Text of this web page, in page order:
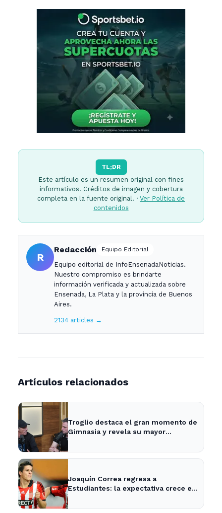
TL;DR
Este artículo es un resumen original con fines
informativos. Créditos de imagen y cobertura
completa en la fuente original. · Ver Política de
contenidos
R
Redacción Equipo Editorial
Equipo editorial de InfoEnsenadaNoticias.
Nuestro compromiso es brindarte
información verificada y actualizada sobre
Ensenada, La Plata y la provincia de Buenos
Aires.
2134 articles →
Artículos relacionados
Troglio destaca el gran momento de
Gimnasia y revela su mayor
Joaquín Correa regresa a
Estudiantes: la expectativa crece en